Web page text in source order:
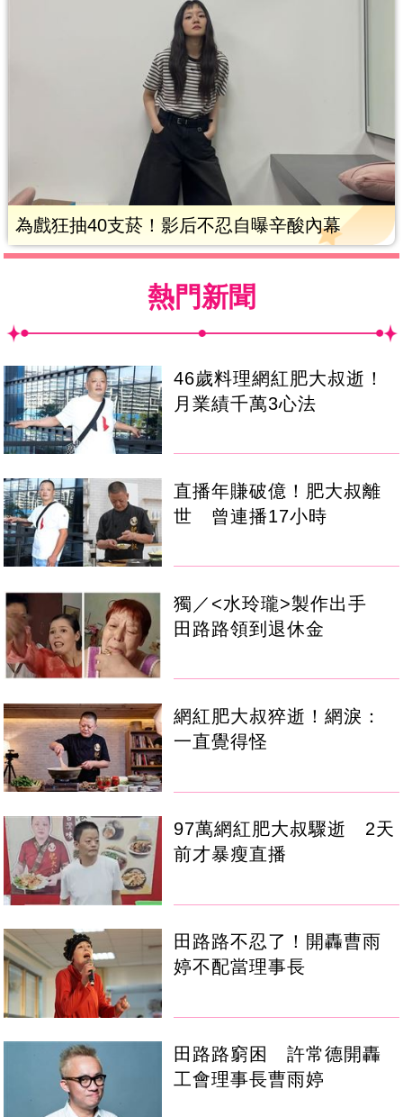
為戲狂抽40支菸！影后不忍自曝辛酸內幕
熱門新聞
46歲料理網紅肥大叔逝！
月業績千萬3心法
直播年賺破億！肥大叔離
世 曾連播17小時
獨／<水玲瓏>製作出手
田路路領到退休金
網紅肥大叔猝逝！網淚：
一直覺得怪
97萬網紅肥大叔驟逝 2天
前才暴瘦直播
田路路不忍了！開轟曹雨
婷不配當理事長
田路路窮困 許常德開轟
工會理事長曹雨婷